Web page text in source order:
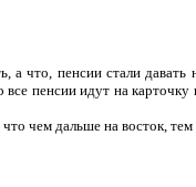
а что, пенсии стали
пенсии идут на карточку
чем дальше на восток, тем